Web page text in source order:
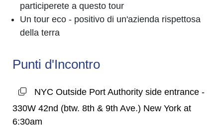
participerete a questo tour
Un tour eco - positivo di un'azienda rispettosa
della terra
Punti d'Incontro
NYC Outside Port Authority side entrance -
330W 42nd (btw. 8th & 9th Ave.) New York at
6:30am